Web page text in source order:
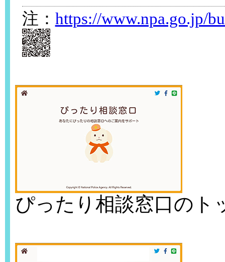
注： https://www.npa.go.jp/
ぴったり相談窓口のト